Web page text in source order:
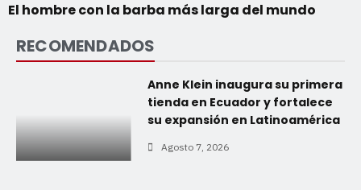
El hombre con la barba más larga del mundo
RECOMENDADOS
Anne Klein inaugura su primera
tienda en Ecuador y fortalece
su expansión en Latinoamérica
Agosto 7, 2026